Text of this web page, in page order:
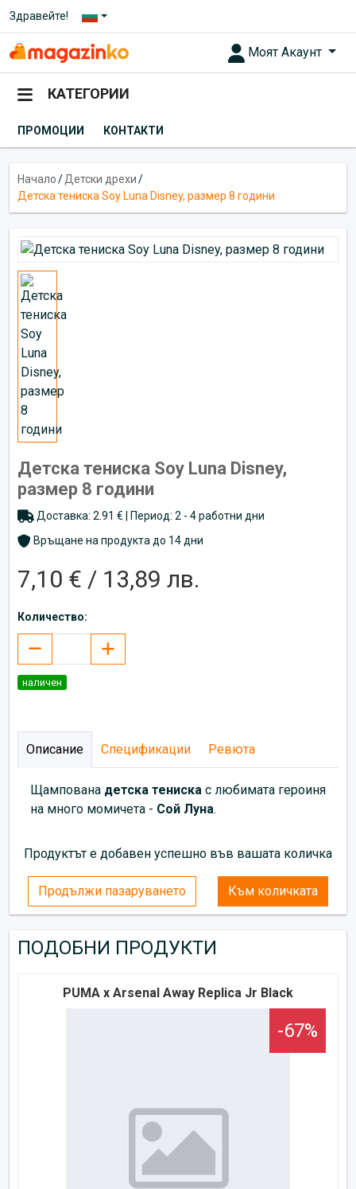
Здравейте!
Моят Акаунт
КАТЕГОРИИ
ПРОМОЦИИ КОНТАКТИ
Начало/Детски дрехи/
Детска тениска Soy Luna Disney, размер 8 години
Детска тениска Soy Luna Disney,
размер 8 години
Доставка: 2.91 € | Период: 2 - 4 работни дни
Връщане на продукта до 14 дни
7,10 € / 13,89 лв.
Количество:
наличен
Описание Спецификации Ревюта
Щампована детска тениска с любимата героиня
на много момичета - Сой Луна.
Продуктът е добавен успешно във вашата количка
Продължи пазаруването Към количката
ПОДОБНИ ПРОДУКТИ
PUMA x Arsenal Away Replica Jr Black
-67%